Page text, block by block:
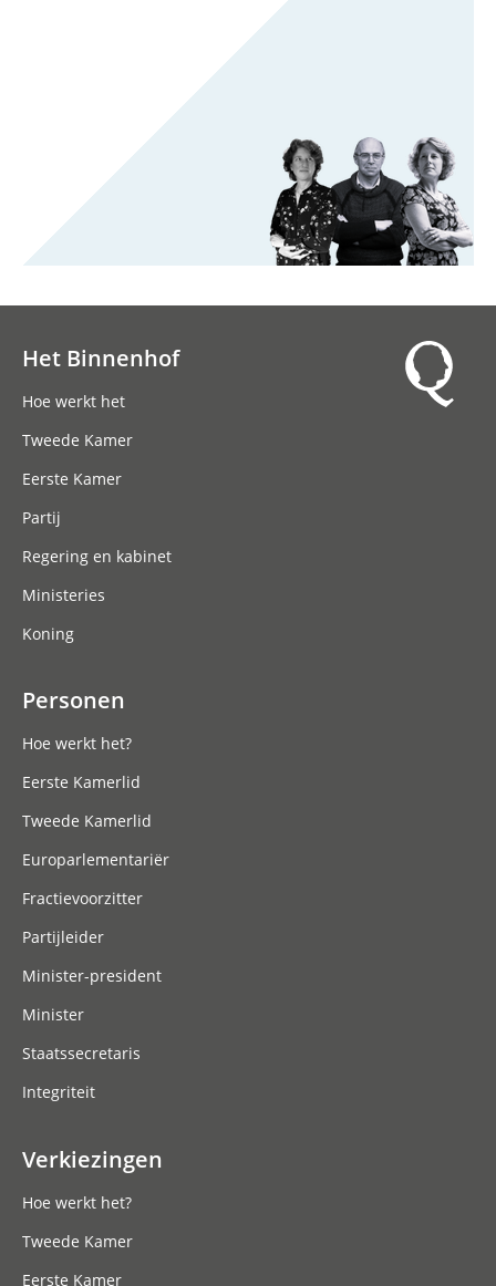
Het Binnenhof
Hoe werkt het
Tweede Kamer
Eerste Kamer
Partij
Regering en kabinet
Ministeries
Koning
Personen
Hoe werkt het?
Eerste Kamerlid
Tweede Kamerlid
Europarlementariër
Fractievoorzitter
Partijleider
Minister-president
Minister
Staatssecretaris
Integriteit
Verkiezingen
Hoe werkt het?
Tweede Kamer
Eerste Kamer